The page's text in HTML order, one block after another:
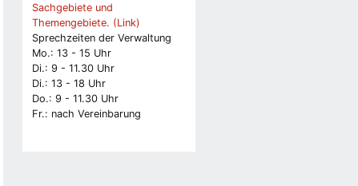
Sachgebiete und
Themengebiete. (Link)
Sprechzeiten der Verwaltung
Mo.: 13 - 15 Uhr
Di.: 9 - 11.30 Uhr
Di.: 13 - 18 Uhr
Do.: 9 - 11.30 Uhr
Fr.: nach Vereinbarung